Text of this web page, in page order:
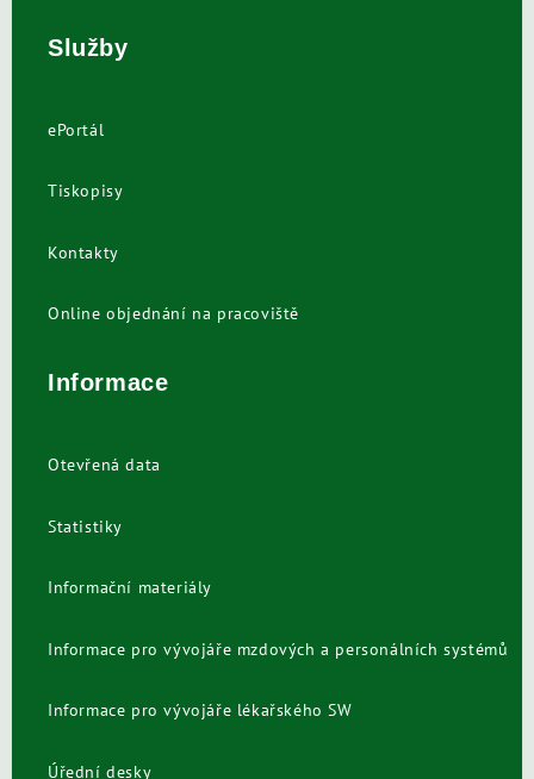
Služby
ePortál
Tiskopisy
Kontakty
Online objednání na pracoviště
Informace
Otevřená data
Statistiky
Informační materiály
Informace pro vývojáře mzdových a personálních systémů
Informace pro vývojáře lékařského SW
Úřední desky